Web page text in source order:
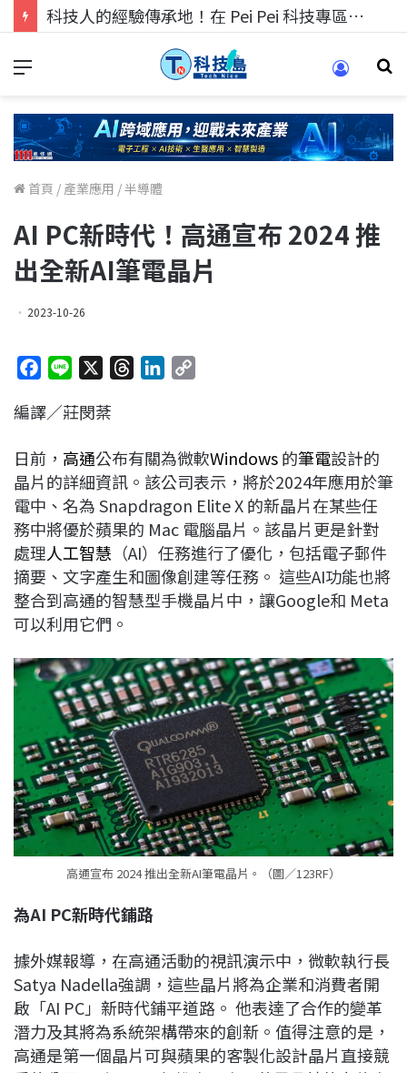
科技人找工作，就到TECH+ 科技專區!
首頁 / 產業應用 /半導體
AI PC新時代！高通宣布 2024 推
出全新AI筆電晶片
2023-10-26
c
b
o
o
k
n
a
d
s
e
d
I
n
L
i
n
k
編譯／莊閔棻
日前， 高通公布有關為微軟Windows的筆電設計的
晶片的詳細資訊。該公司表示，將於2024年應用於筆
電中、名為 Snapdragon Elite X 的新晶片在某些任
務中將優於蘋果的 Mac 電腦晶片。該晶片更是針對
處理人工智慧 （AI）任務進行了優化，包括電子郵件
摘要、文字產生和圖像創建等任務。 這些AI功能也將
整合到高通的智慧型手機晶片中，讓Google和 Meta
可以利用它們。
高通宣布 2024 推出全新AI筆電晶片。（圖／123RF）
為AI PC新時代鋪路
據外媒報導，在高通活動的視訊演示中，微軟執行長
Satya Nadella強調，這些晶片將為企業和消費者開
啟「AI PC」新時代鋪平道路。 他表達了合作的變革
潛力及其將為系統架構帶來的創新。值得注意的是，
高通是第一個晶片可與蘋果的客製化設計晶片直接競